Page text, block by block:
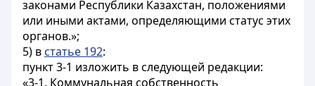
законами Республики Казахстан, положениями
или иными актами, определяющими статус этих
органов.»;
5) в статье 192:
пункт 3-1 изложить в следующей редакции:
«3-1. Коммунальная собственность